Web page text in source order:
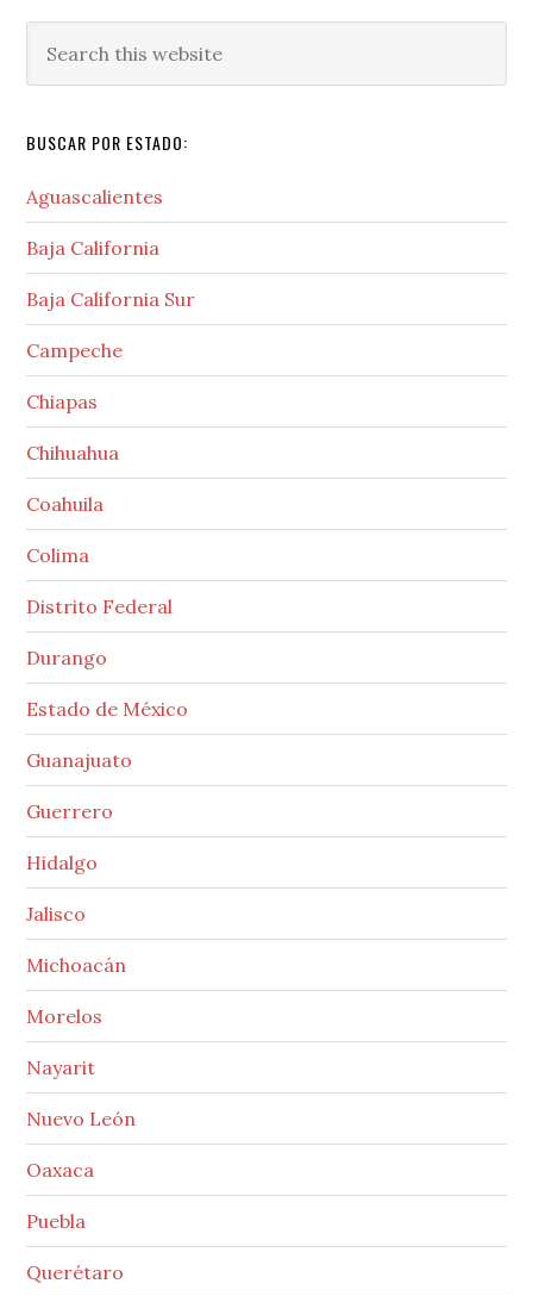
this
BUSCAR POR ESTADO:
Aguascalientes
Baja California
Baja California Sur
Campeche
Chiapas
Chihuahua
Coahuila
Colima
Distrito Federal
Durango
Estado de México
Guanajuato
Guerrero
Hidalgo
Jalisco
Michoacán
Morelos
Nayarit
Nuevo León
Oaxaca
Puebla
Querétaro